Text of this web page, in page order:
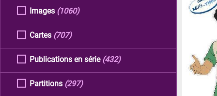
Images (1060)
Cartes (707)
Publications en série (432)
Partitions (297)